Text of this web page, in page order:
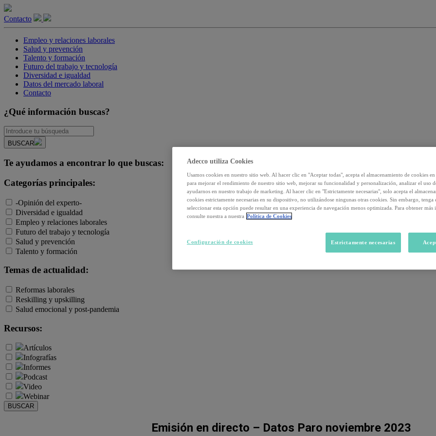
Contacto
Empleo y relaciones laborales
Salud y prevención
Talento y formación
Futuro del trabajo y tecnología
Diversidad e igualdad
Datos del mercado laboral
Contacto
¿Qué información buscas?
BUSCAR
Te ayudamos a encontrar lo que buscas:
Categorías principales:
-Opinión del experto-
Diversidad e igualdad
Empleo y relaciones laborales
Futuro del trabajo y tecnología
Salud y prevención
Talento y formación
Temas de actualidad:
Reformas laborales
Reskilling y upskilling
Salud emocional y post-pandemia
Recursos:
Artículos
Infografías
Informes
Podcast
Video
Webinar
BUSCAR
Emisión en directo – Datos Paro noviembre 2023
Adecco utiliza Cookies
Usamos cookies en nuestro sitio web. Al hacer clic en "Aceptar todas", acepta el almacenamiento de cookies
para mejorar el rendimiento de nuestro sitio web, mejorar su funcionalidad y personalización, analizar el uso
ayudarnos en nuestro trabajo de marketing. Al hacer clic en "Estrictamente necesarias", solo acepta el
cookies estrictamente necesarias en su dispositivo, no utilizándose ningunas otras cookies. Sin embargo, tenga
seleccionar esta opción puede resultar en una experiencia de navegación menos optimizada. Para obtener más
consulte nuestra a nuestra Política de Cookies
Estrictamente necesarias
Configuración de cookies